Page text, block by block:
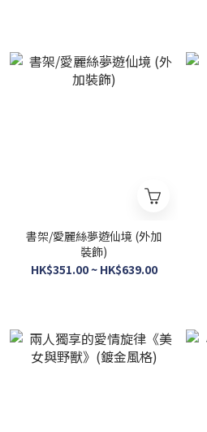
書架/愛麗絲夢遊仙境 (外加
裝飾)
HK$351.00 ~ HK$639.00